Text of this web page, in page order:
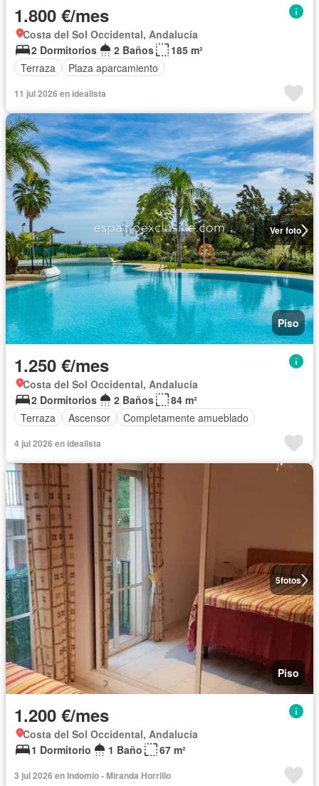
1.800 €/mes
Costa del Sol Occidental, Andalucía
2 Dormitorios
2 Baños
185 m²
Terraza
Plaza aparcamiento
11 jul 2026 en idealista
Ver foto
Piso
1.250 €/mes
Costa del Sol Occidental, Andalucía
2 Dormitorios
2 Baños
84 m²
Terraza
Ascensor Completamente amueblado
4 jul 2026 en idealista
5fotos
Piso
1.200 €/mes
Costa del Sol Occidental, Andalucía
1 Dormitorio
1 Baño 67 m²
3 jul 2026 en Indomio - Miranda Horrillo